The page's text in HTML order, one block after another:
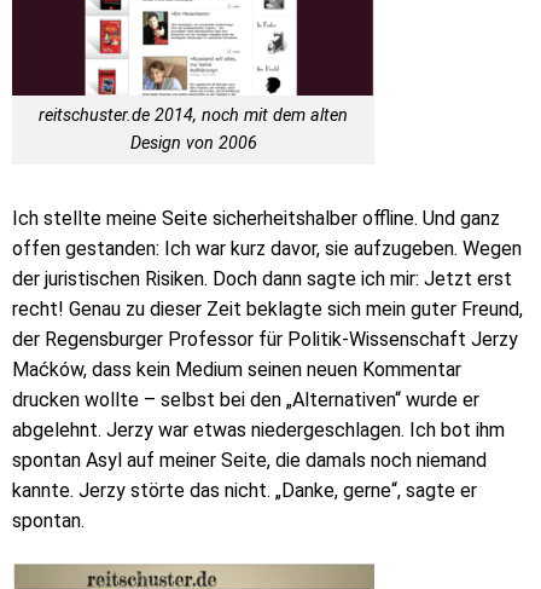
reitschuster.de 2014, noch mit dem alten
Design von 2006
Ich stellte meine Seite sicherheitshalber offline. Und ganz
offen gestanden: Ich war kurz davor, sie aufzugeben. Wegen
der juristischen Risiken. Doch dann sagte ich mir: Jetzt erst
recht! Genau zu dieser Zeit beklagte sich mein guter Freund,
der Regensburger Professor für Politik-Wissenschaft Jerzy
Maćków, dass kein Medium seinen neuen Kommentar
drucken wollte – selbst bei den „Alternativen“ wurde er
abgelehnt. Jerzy war etwas niedergeschlagen. Ich bot ihm
spontan Asyl auf meiner Seite, die damals noch niemand
kannte. Jerzy störte das nicht. „Danke, gerne“, sagte er
spontan.